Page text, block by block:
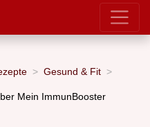
Gesund & Fit
Mein ImmunBooster